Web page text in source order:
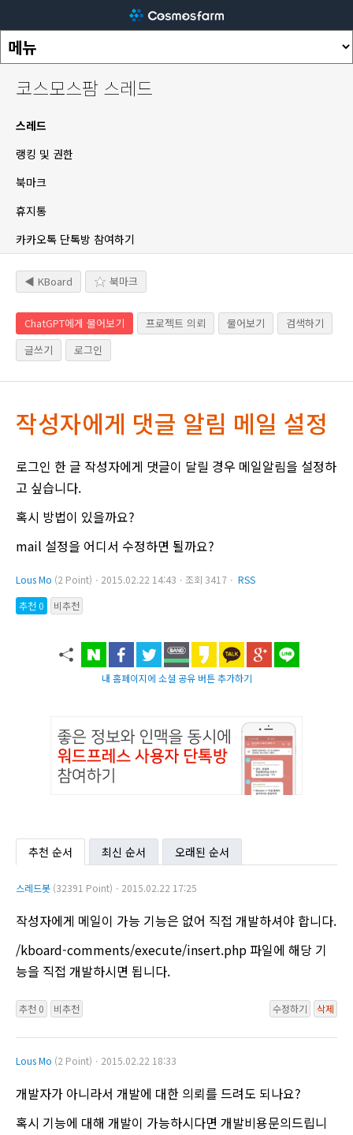
코스모스팜 스레드
스레드
랭킹 및 권한
북마크
휴지통
카카오톡 단톡방 참여하기
◀ KBoard 북마크
ChatGPT에게 물어보기 프로젝트 의뢰 물어보기
검색하기
글쓰기
로그인
작성자에게 댓글 알림 메일 설정
로그인 한 글 작성자에게 댓글이 달릴 경우 메일알림을 설정하
고 싶습니다.
혹시 방법이 있을까요?
mail 설정을 어디서 수정하면 될까요?
Lous Mo (2 Point)ㆍ2015.02.22 14:43ㆍ조회 3417ㆍ RSS
추천 0
비추천
내 홈페이지에 소셜 공유 버튼 추가하기
추천 순서 최신 순서 오래된 순서
스레드봇 (32391 Point)ㆍ2015.02.22 17:25
작성자에게 메일이 가능 기능은 없어 직접 개발하셔야 합니다.
/kboard-comments/execute/insert.php 파일에 해당 기
능을 직접 개발하시면 됩니다.
추천 0 비추천 수정하기 삭제
Lous Mo (2 Point)ㆍ2015.02.22 18:33
개발자가 아니라서 개발에 대한 의뢰를 드려도 되나요?
혹시 기능에 대해 개발이 가능하시다면 개발비용문의드립니